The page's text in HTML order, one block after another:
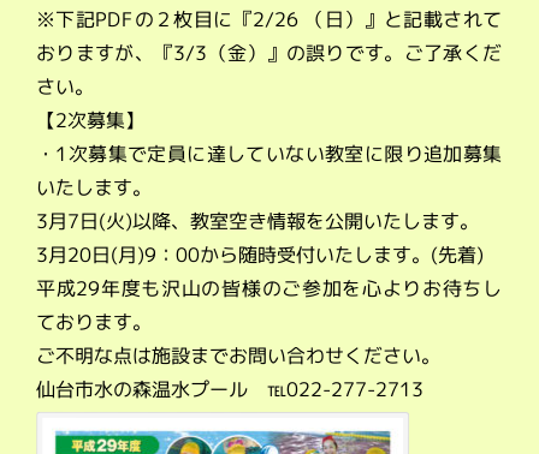
※下記PDFの２枚目に『2/26 （日）』と記載されて
おりますが、『3/3（金）』の誤りです。ご了承くだ
さい。
【2次募集】
・1次募集で定員に達していない教室に限り追加募集
いたします。
3月7日(火)以降、教室空き情報を公開いたします。
3月20日(月)9：00から随時受付いたします。(先着)
平成29年度も沢山の皆様のご参加を心よりお待ちし
ております。
ご不明な点は施設までお問い合わせください。
仙台市水の森温水プール ℡022-277-2713